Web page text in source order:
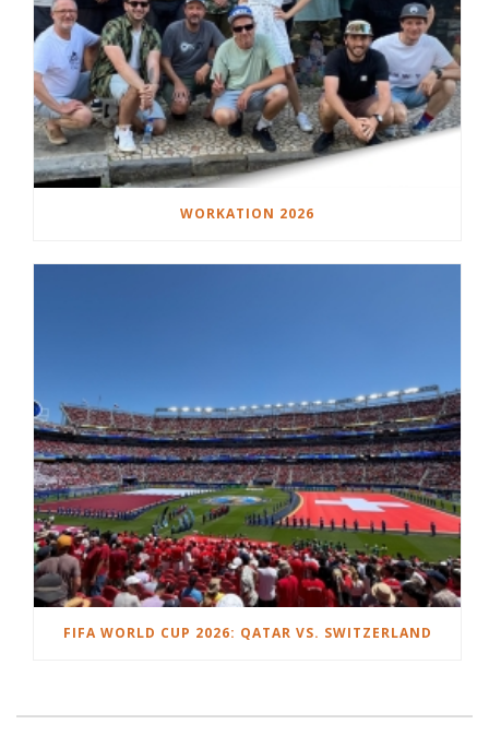
WORKATION 2026
FIFA WORLD CUP 2026: QATAR VS. SWITZERLAND